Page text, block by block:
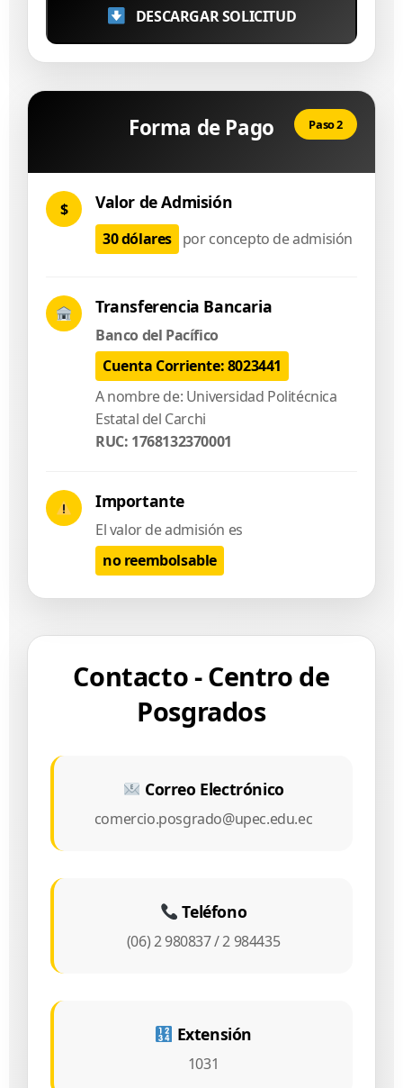
DESCARGAR SOLICITUD
Forma de Pago Paso 2
$ Valor de Admisión
30 dólares por concepto de admisión
Transferencia Bancaria
Banco del Pacífico
Cuenta Corriente: 8023441
A nombre de: Universidad Politécnica
Estatal del Carchi
RUC: 1768132370001
Importante
El valor de admisión es
no reembolsable
Contacto - Centro de
Posgrados
Correo Electrónico
comercio.posgrado@upec.edu.ec
Teléfono
(06) 2 980837 / 2 984435
Extensión
1031